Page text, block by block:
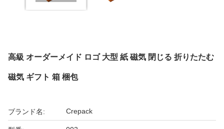
高級 オーダーメイド ロゴ 大型 紙 磁気 閉じる 折りたたむ
磁気 ギフト 箱 梱包
ブランド名: Crepack